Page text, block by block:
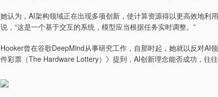
她认为，AI架构领域正在出现多项创新，使计算资源得以更高效地利
说，“这是一个基于交互的系统，模型应当根据任务实时调整。”
Hooker曾在谷歌DeepMind从事研究工作，自那时起，她就以反对AI
件彩票（The Hardware Lottery）》提到，AI创新理念能否成功，往